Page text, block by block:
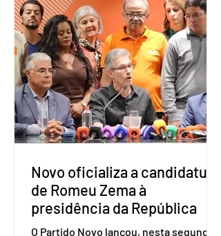
Amostra de Domicílio (PNAD Contínua),
do Serviço Brasileiro de Apoio às Micro
e Pequenas Empresas (Sebrae),
realizado a partir de dados do Instituto
Brasileiro de Geografia e Estatística
(IBGE). O estudo do Sebrae mostra que,
no quarto trimestre de 2025, os
empreendedores 60+ formalizados
atingiram o maior rendime
Novo oficializa a candidatura
de Romeu Zema à
presidência da República
O Partido Novo lançou, nesta segunda-